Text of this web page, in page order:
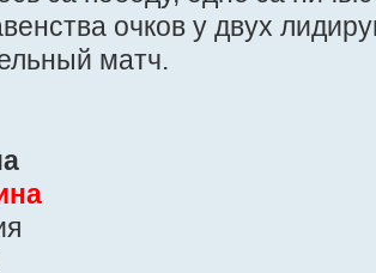
очков у двух
матч.